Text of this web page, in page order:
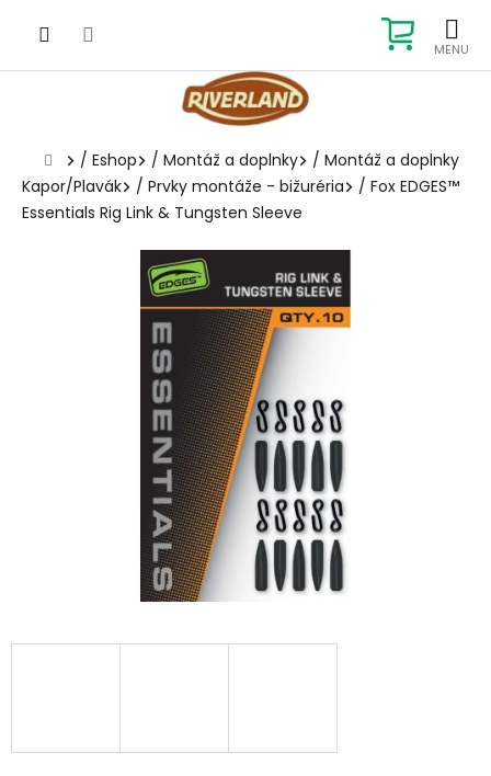
KOŠÍK
Domov
/ Eshop / Montáž a doplnky / Montáž a doplnky
Kapor/Plavák
/ Prvky montáže - bižuréria / Fox EDGES™
Essentials Rig Link & Tungsten Sleeve